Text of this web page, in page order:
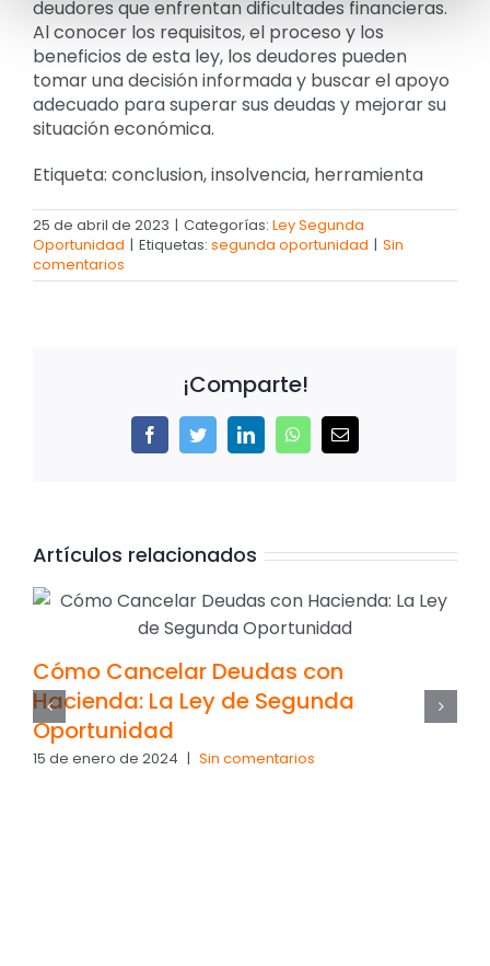
deudores que enfrentan dificultades financieras.
Al conocer los requisitos, el proceso y los
beneficios de esta ley, los deudores pueden
tomar una decisión informada y buscar el apoyo
adecuado para superar sus deudas y mejorar su
situación económica.
Etiqueta: conclusion, insolvencia, herramienta
25 de abril de 2023 | Categorías: Ley Segunda
Oportunidad | Etiquetas: segunda oportunidad | Sin
comentarios
¡Comparte!
FacebookTwitterLinkedInWhatsAppCorreo
electrónico
Artículos relacionados
Cómo Cancelar Deudas con
Hacienda: La Ley de Segunda
Oportunidad
15 de enero de 2024 | Sin comentarios